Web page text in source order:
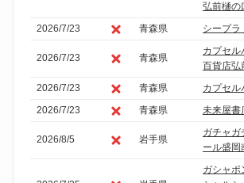
弘前樋の
2026/7/23
青森県 シープラ
2026/7/23 青森県
カプセル
百貨店弘
2026/7/23
青森県
カプセル
2026/7/23
青森県 未来屋書
2026/8/5 岩手県
ガチャガ
ール盛岡
ガシャポ